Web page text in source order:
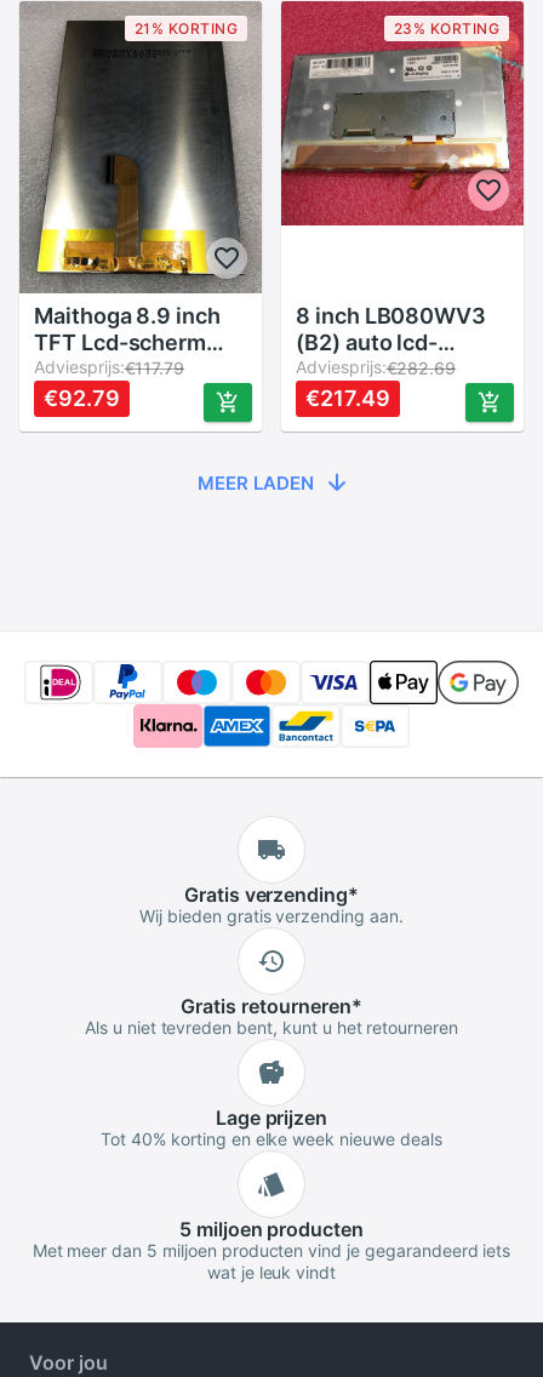
21% KORTING
Maithoga 8.9 inch
TFT Lcd-scherm
KD089D1-40NC-A4
Adviesprijs:€117.79
€92.79
23% KORTING
8 inch LB080WV3
(B2) auto lcd-
scherm binnen en
buiten het scherm
Adviesprijs:€282.69
€217.49
MEER LADEN
Gratis verzending*
Wij bieden gratis verzending aan.
Gratis retourneren*
Als u niet tevreden bent, kunt u het retourneren
Lageprijzen
Tot 40% korting en elke week nieuwe deals
5 miljoen producten
Met meer dan 5 miljoen producten vind je gegarandeerd iets
wat je leuk vindt
Voor jou